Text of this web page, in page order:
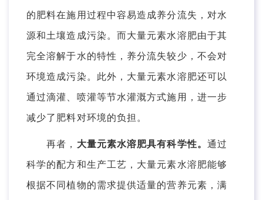
的肥料在施用过程中容易造成养分流失，对水
源和土壤造成污染。而大量元素水溶肥由于其
完全溶解于水的特性，养分流失较少，不会对
环境造成污染。此外，大量元素水溶肥还可以
通过滴灌、喷灌等节水灌溉方式施用，进一步
减少了肥料对环境的负担。
再者， 大量元素水溶肥具有科学性。 通过
科学的配方和生产工艺，大量元素水溶肥能够
根据不同植物的需求提供适量的营养元素，满